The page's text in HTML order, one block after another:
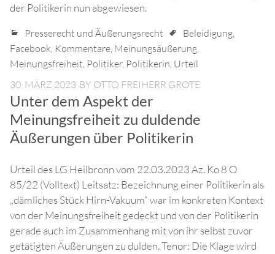
der Politikerin nun abgewiesen.
Presserecht und Äußerungsrecht Beleidigung,
Facebook, Kommentare, Meinungsäußerung,
Meinungsfreiheit, Politiker, Politikerin, Urteil
30. MÄRZ 2023 BY OTTO FREIHERR GROTE
Unter dem Aspekt der
Meinungsfreiheit zu duldende
Äußerungen über Politikerin
Urteil des LG Heilbronn vom 22.03.2023 Az. Ko 8 O
85/22 (Volltext) Leitsatz: Bezeichnung einer Politikerin als
„dämliches Stück Hirn-Vakuum“ war im konkreten Kontext
von der Meinungsfreiheit gedeckt und von der Politikerin
gerade auch im Zusammenhang mit von ihr selbst zuvor
getätigten Äußerungen zu dulden. Tenor: Die Klage wird